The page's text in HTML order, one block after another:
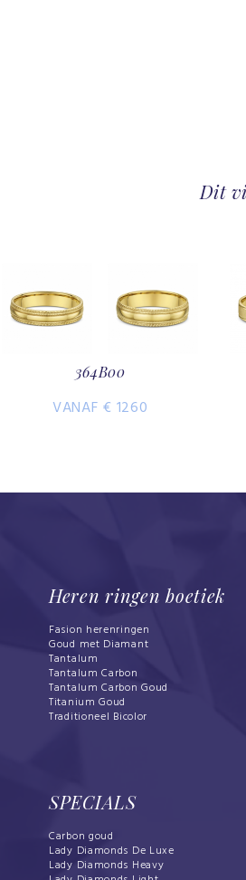
Dit
364B00
VANAF € 1260
Heren ringen boetiek
Fasion herenringen
Goud met Diamant
Tantalum
Tantalum Carbon
Tantalum Carbon Goud
Titanium Goud
Traditioneel Bicolor
SPECIALS
Carbon goud
Lady Diamonds De Luxe
Lady Diamonds Heavy